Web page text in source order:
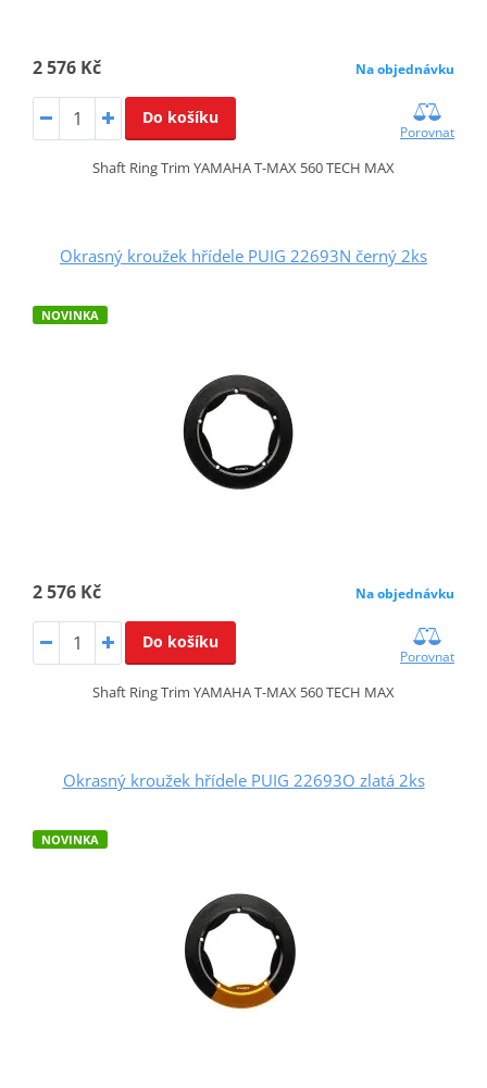
2 576 Kč Na objednávku
Do košíku
Porovnat
Shaft Ring Trim YAMAHA T-MAX 560 TECH MAX
Okrasný kroužek hřídele PUIG 22693N černý 2ks
NOVINKA
2 576 Kč Na objednávku
Do košíku
Porovnat
Shaft Ring Trim YAMAHA T-MAX 560 TECH MAX
Okrasný kroužek hřídele PUIG 22693O zlatá 2ks
NOVINKA